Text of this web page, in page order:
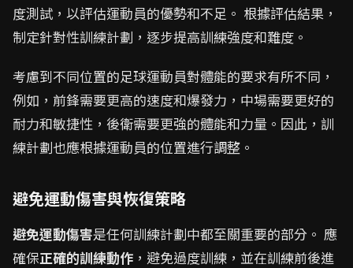
度測試，以評估運動員的優勢和不足。 根據評估結果，
制定針對性訓練計劃，逐步提高訓練強度和難度。
考慮到不同位置的足球運動員對體能的要求有所不同，
例如，前鋒需要更高的速度和爆發力，中場需要更好的
耐力和敏捷性，後衛需要更強的體能和力量。因此，訓
練計劃也應根據運動員的位置進行調整。
避免運動傷害與恢復策略
避免運動傷害是任何訓練計劃中都至關重要的部分。 應
確保正確的訓練動作 ，避免過度訓練，並在訓練前後進